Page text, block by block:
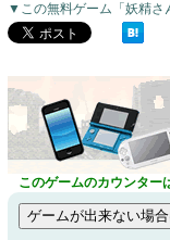
▼この無料ゲーム「妖精さ
このゲームのカウンター